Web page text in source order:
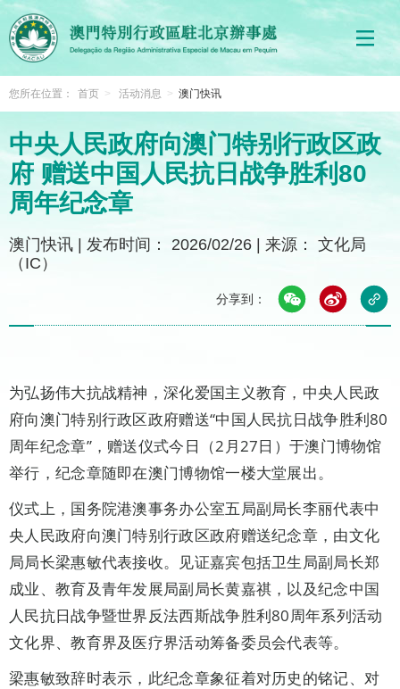
您所在位置： 首页 > 活动消息 > 澳门快讯
中央人民政府向澳门特别行政区政
府 赠送中国人民抗日战争胜利80
周年纪念章
澳门快讯 | 发布时间： 2026/02/26 | 来源： 文化局
（IC）
分享到：
为弘扬伟大抗战精神，深化爱国主义教育，中央人民政
府向澳门特别行政区政府赠送“中国人民抗日战争胜利80
周年纪念章”，赠送仪式今日（2月27日）于澳门博物馆
举行，纪念章随即在澳门博物馆一楼大堂展出。
仪式上，国务院港澳事务办公室五局副局长李丽代表中
央人民政府向澳门特别行政区政府赠送纪念章，由文化
局局长梁惠敏代表接收。见证嘉宾包括卫生局副局长郑
成业、教育及青年发展局副局长黄嘉祺，以及纪念中国
人民抗日战争暨世界反法西斯战争胜利80周年系列活动
文化界、教育界及医疗界活动筹备委员会代表等。
梁惠敏致辞时表示，此纪念章象征着对历史的铭记、对